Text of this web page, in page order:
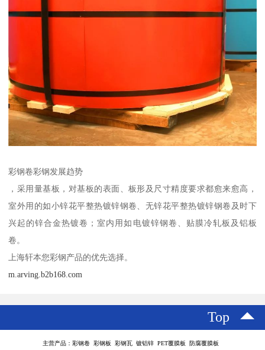
彩钢卷彩钢发展趋势
，采用量基板，对基板的表面、板形及尺寸精度要求都愈来愈高，
室外用的如小锌花平整热镀锌钢卷、无锌花平整热镀锌钢卷及时下
兴起的锌合金热镀卷；室内用如电镀锌钢卷、贴膜冷轧板及铝板
卷。
上海轩本您彩钢产品的优先选择。
m.arving.b2b168.com
Top
主营产品：彩钢卷 彩钢板 彩钢瓦 镀铝锌 PET覆膜板 防腐覆膜板